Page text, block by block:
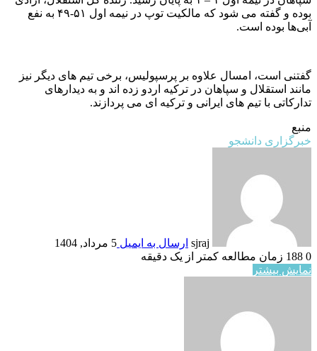
بوده و گفته می شود که مالکیت توپ در نیمه اول ۵۱-۴۹ به نفع
آبی‌ها بوده است.
گفتنی است، امسال علاوه بر پرسپولیس، برخی تیم های دیگر نیز
مانند استقلال و سپاهان در ترکیه اردو زده اند و به دیدارهای
تدارکاتی با تیم های ایرانی و ترکیه ای می پردازند.
منبع
خبرگزاری دانشجو
sjraj ارسال به ایمیل 5 مرداد, 1404
0
زمان مطالعه کمتر از یک دقیقه
نمایش بیشتر